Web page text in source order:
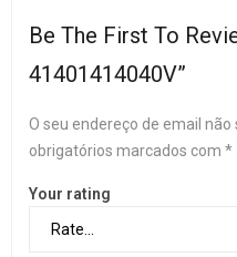
Be The First To
41401414040V”
O seu endereço de email não
obrigatórios marcados com *
Your rating